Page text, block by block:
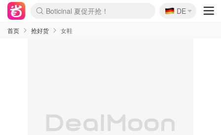
还没结束！&OtherStories大促
Joybuy变相75折 随时失效
速领！Stanley独家85折
疑似霸哥！Camper额外叠85折
Zalando 奥莱闪促！每日更新
Moncler反季囤！5折起+叠9折
Coach Brooklyn仅€192
🇩🇪
DE
首页 抢好货 女鞋